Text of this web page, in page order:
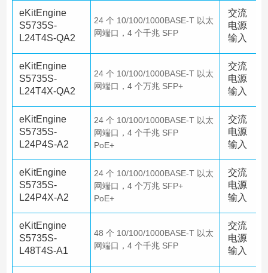
eKitEngine
S5735S-
L24T4S-QA2
24 个 10/100/1000BASE-T 以太
网端口，4 个千兆 SFP
交流
电源
输入
eKitEngine
S5735S-
L24T4X-QA2
24 个 10/100/1000BASE-T 以太
网端口，4 个万兆 SFP+
交流
电源
输入
eKitEngine
S5735S-
L24P4S-A2
24 个 10/100/1000BASE-T 以太
网端口，4 个千兆 SFP
PoE+
交流
电源
输入
eKitEngine
S5735S-
L24P4X-A2
24 个 10/100/1000BASE-T 以太
网端口，4 个万兆 SFP+
PoE+
交流
电源
输入
eKitEngine
S5735S-
L48T4S-A1
48 个 10/100/1000BASE-T 以太
网端口，4 个千兆 SFP
交流
电源
输入